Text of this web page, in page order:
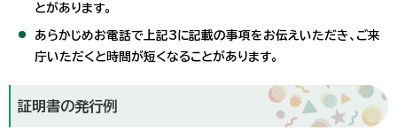
とがあります。
あらかじめお電話で上記3に記載の事項をお伝えいただき、ご来
庁いただくと時間が短くなることがあります。
証明書の発行例